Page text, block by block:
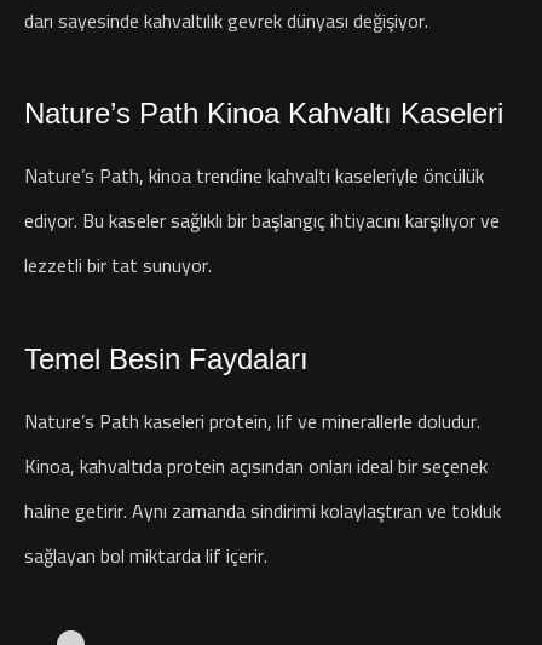
darı sayesinde kahvaltılık gevrek dünyası değişiyor.
Nature’s Path Kinoa Kahvaltı Kaseleri
Nature’s Path, kinoa trendine kahvaltı kaseleriyle öncülük
ediyor. Bu kaseler sağlıklı bir başlangıç ihtiyacını karşılıyor ve
lezzetli bir tat sunuyor.
Temel Besin Faydaları
Nature’s Path kaseleri protein, lif ve minerallerle doludur.
Kinoa, kahvaltıda protein açısından onları ideal bir seçenek
haline getirir. Aynı zamanda sindirimi kolaylaştıran ve tokluk
sağlayan bol miktarda lif içerir.